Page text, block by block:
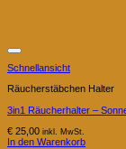
Schnellansicht
Räucherstäbchen Halter
3in1 Räucherhalter –
€ 25,00 inkl. MwSt.
In den Warenkorb